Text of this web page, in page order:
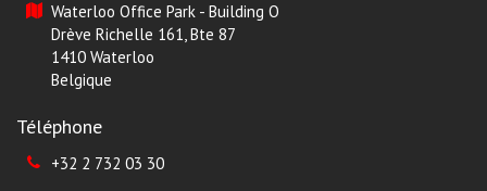
Waterloo Office Park - Building O
Drève Richelle 161, Bte 87
1410 Waterloo
Belgique
Téléphone
+32 2 732 03 30